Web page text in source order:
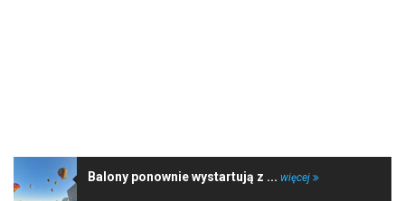
Balony ponownie wystartują z ... więcej